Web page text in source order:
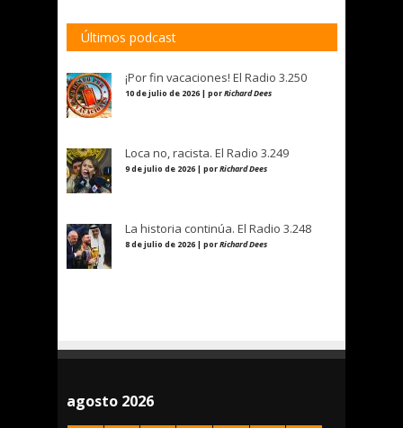
Últimos podcast
¡Por fin vacaciones! El Radio 3.250
10 de julio de 2026 | porRichard Dees
Loca no, racista. El Radio 3.249
9 de julio de 2026 | porRichard Dees
La historia continúa. El Radio 3.248
8 de julio de 2026 | porRichard Dees
agosto 2026